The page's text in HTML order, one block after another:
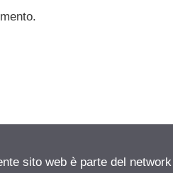
sito web è parte del